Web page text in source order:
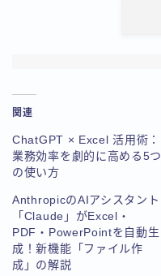
関連
ChatGPT × Excel 活用術：
業務効率を劇的に高める5つ
の使い方
AnthropicのAIアシスタント
「Claude」がExcel・
PDF・PowerPointを自動生
成！新機能「ファイル作
成」の解説